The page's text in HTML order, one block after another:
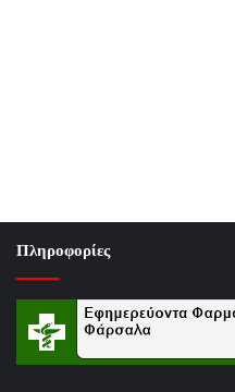
Πληροφορίες